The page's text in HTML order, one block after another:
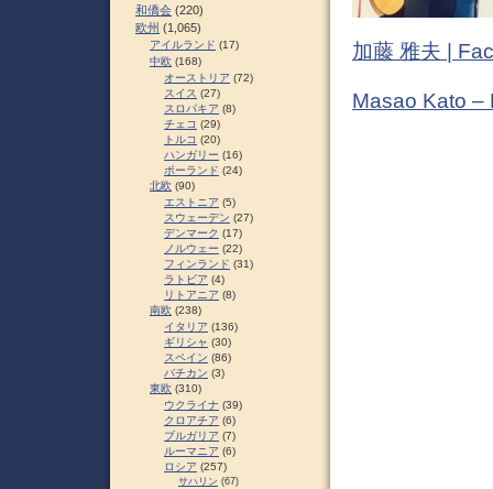
加藤 雅夫 |
Masao Kato –
和僑会 (220)
欧州 (1,065)
アイルランド (17)
中欧 (168)
オーストリア (72)
スイス (27)
スロパキア (8)
チェコ (29)
トルコ (20)
ハンガリー (16)
ポーランド (24)
北欧 (90)
エストニア (5)
スウェーデン (27)
デンマーク (17)
ノルウェー (22)
フィンランド (31)
ラトビア (4)
リトアニア (8)
南欧 (238)
イタリア (136)
ギリシャ (30)
スペイン (86)
バチカン (3)
東欧 (310)
ウクライナ (39)
クロアチア (6)
ブルガリア (7)
ルーマニア (6)
ロシア (257)
サハリン (67)